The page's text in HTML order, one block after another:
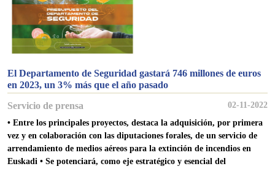
El Departamento de Seguridad gastará 746 millones de euros
en 2023, un 3% más que el año pasado
Servicio de prensa
02-11-2022
• Entre los principales proyectos, destaca la adquisición, por primera
vez y en colaboración con las diputaciones forales, de un servicio de
arrendamiento de medios aéreos para la extinción de incendios en
Euskadi • Se potenciará, como eje estratégico y esencial del